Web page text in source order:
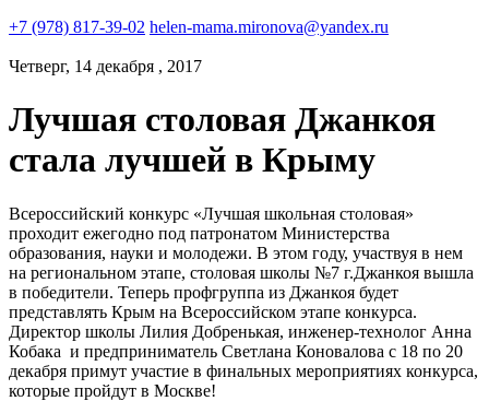
+7 (978) 817-39-02 helen-mama.mironova@yandex.ru
Четверг, 14 декабря , 2017
Лучшая столовая Джанкоя
стала лучшей в Крыму
Всероссийский конкурс «Лучшая школьная столовая»
проходит ежегодно под патронатом Министерства
образования, науки и молодежи. В этом году, участвуя в нем
на региональном этапе, столовая школы №7 г.Джанкоя вышла
в победители. Теперь профгруппа из Джанкоя будет
представлять Крым на Всероссийском этапе конкурса.
Директор школы Лилия Добренькая, инженер-технолог Анна
Кобака и предприниматель Светлана Коновалова с 18 по 20
декабря примут участие в финальных мероприятиях конкурса,
которые пройдут в Москве!